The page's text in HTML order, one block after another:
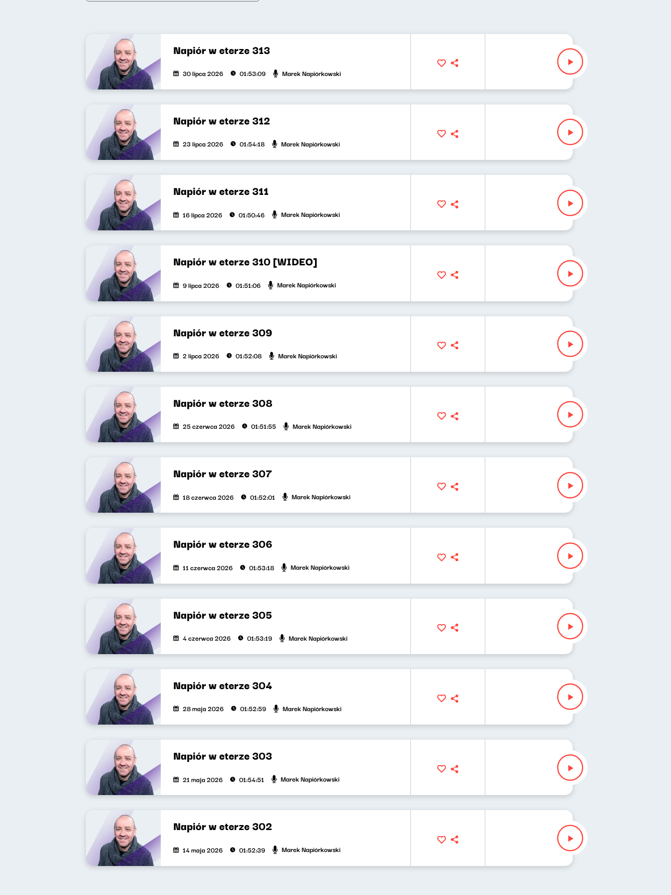
Napiór w eterze 313
30 lipca 2026 01:53:09 Marek Napiórkowski
Napiór w eterze 312
23 lipca 2026 01:54:18 Marek Napiórkowski
Napiór w eterze 311
16 lipca 2026 01:50:46 Marek Napiórkowski
Napiór w eterze 310 [WIDEO]
9 lipca 2026 01:51:06 Marek Napiórkowski
Napiór w eterze 309
2 lipca 2026 01:52:08 Marek Napiórkowski
Napiór w eterze 308
25 czerwca 2026 01:51:55 Marek Napiórkowski
Napiór w eterze 307
18 czerwca 2026 01:52:01 Marek Napiórkowski
Napiór w eterze 306
11 czerwca 2026 01:53:18 Marek Napiórkowski
Napiór w eterze 305
4 czerwca 2026 01:53:19 Marek Napiórkowski
Napiór w eterze 304
28 maja 2026 01:52:59 Marek Napiórkowski
Napiór w eterze 303
21 maja 2026 01:54:51 Marek Napiórkowski
Napiór w eterze 302
14 maja 2026 01:52:39 Marek Napiórkowski